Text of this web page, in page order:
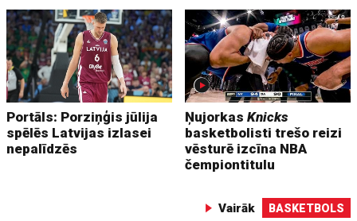
Portāls: Porziņģis jūlija
spēlēs Latvijas izlasei
nepalīdzēs
ŅujorkasKnicks
basketbolisti trešo reizi
vēsturē izcīna NBA
čempiontitulu
Vairāk BASKETBOLS